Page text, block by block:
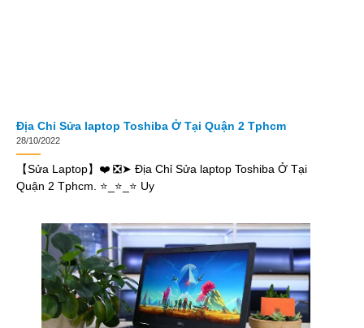
Địa Chỉ Sửa laptop Toshiba Ở Tại Quận 2 Tphcm
28/10/2022
【Sửa Laptop】❤️ ❎➤ Địa Chỉ Sửa laptop Toshiba Ở Tại
Quận 2 Tphcm. ⭐_⭐_⭐ Uy